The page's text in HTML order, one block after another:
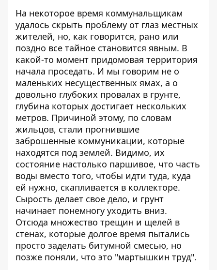
На некоторое время коммунальщикам
удалось скрыть проблему от глаз местных
жителей, но, как говорится, рано или
поздно все тайное становится явным. В
какой-то момент придомовая территория
начала проседать. И мы говорим не о
маленьких несущественных ямах, а о
довольно глубоких провалах в грунте,
глубина которых достигает нескольких
метров. Причиной этому, по словам
жильцов, стали прогнившие
заброшенные коммуникации, которые
находятся под землей. Видимо, их
состояние настолько паршивое, что часть
воды вместо того, чтобы идти туда, куда
ей нужно, скапливается в коллекторе.
Сырость делает свое дело, и грунт
начинает понемногу уходить вниз.
Отсюда множество трещин и щелей в
стенах, которые долгое время пытались
просто заделать битумной смесью, но
позже поняли, что это "мартышкин труд".